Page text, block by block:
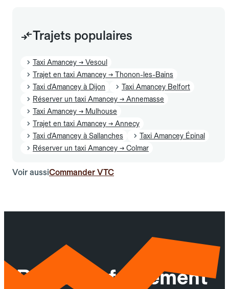
Trajets populaires
Taxi Amancey → Vesoul
Trajet en taxi Amancey → Thonon-les-Bains
Taxi d'Amancey à Dijon
Taxi Amancey Belfort
Réserver un taxi Amancey → Annemasse
Taxi Amancey → Mulhouse
Trajet en taxi Amancey → Annecy
Taxi d'Amancey à Sallanches
Taxi Amancey Épinal
Réserver un taxi Amancey → Colmar
Voir aussiCommander VTC
Réservez facilement